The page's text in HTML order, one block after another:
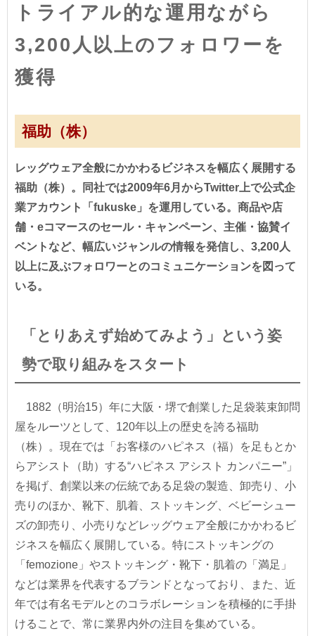
トライアル的な運用ながら
3,200人以上のフォロワーを
獲得
福助（株）
レッグウェア全般にかかわるビジネスを幅広く展開する
福助（株）。同社では2009年6月からTwitter上で公式企
業アカウント「fukuske」を運用している。商品や店
舗・eコマースのセール・キャンペーン、主催・協賛イ
ベントなど、幅広いジャンルの情報を発信し、3,200人
以上に及ぶフォロワーとのコミュニケーションを図って
いる。
「とりあえず始めてみよう」という姿
勢で取り組みをスタート
1882（明治15）年に大阪・堺で創業した足袋装束卸問
屋をルーツとして、120年以上の歴史を誇る福助
（株）。現在では「お客様のハピネス（福）を足もとか
らアシスト（助）する“ハピネス アシスト カンパニー”」
を掲げ、創業以来の伝統である足袋の製造、卸売り、小
売りのほか、靴下、肌着、ストッキング、ベビーシュー
ズの卸売り、小売りなどレッグウェア全般にかかわるビ
ジネスを幅広く展開している。特にストッキングの
「femozione」やストッキング・靴下・肌着の「満足」
などは業界を代表するブランドとなっており、また、近
年では有名モデルとのコラボレーションを積極的に手掛
けることで、常に業界内外の注目を集めている。